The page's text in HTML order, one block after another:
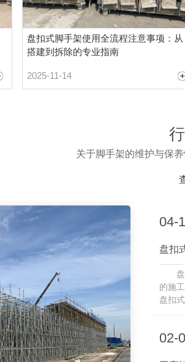
盘扣式脚手架使用全流程注意事项：从
搭建到拆除的专业指南
2025-11-14
关于脚手架的维护与保
04-
盘扣
的施
盘扣
02-